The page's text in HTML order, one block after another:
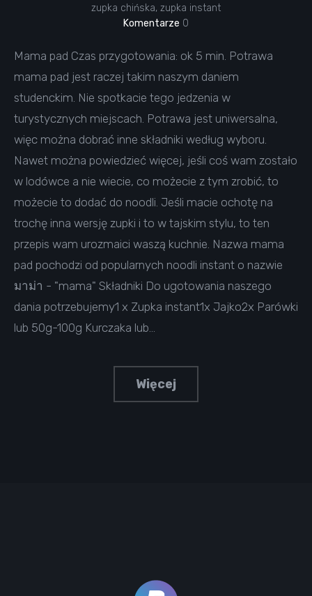
zupka chińska, zupka instant
Komentarze 0
Mama pad Czas przygotowania: ok 5 min. Potrawa
mama pad jest raczej takim naszym daniem
studenckim. Nie spotkacie tego jedzenia w
turystycznych miejscach. Potrawa jest uniwersalna,
więc można dobrać inne składniki według wyboru.
Nawet można powiedzieć więcej, jeśli coś wam zostało
w lodówce a nie wiecie, co możecie z tym zrobić, to
możecie to dodać do noodli. Jeśli macie ochotę na
trochę inna wersję zupki i to w tajskim stylu, to ten
przepis wam urozmaici waszą kuchnie. Nazwa mama
pad pochodzi od popularnych noodli instant o nazwie
มาม่า - "mama" Składniki Do ugotowania naszego
dania potrzebujemy1 x Zupka instant1x Jajko2x Parówki
lub 50g-100g Kurczaka lub…
Więcej